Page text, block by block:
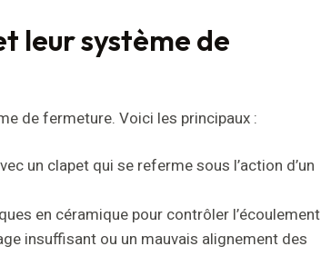
leur système de
de fermeture. Voici les principaux :
un clapet qui se referme sous l’action d’un
en céramique pour contrôler l’écoulement
insuffisant ou un mauvais alignement des